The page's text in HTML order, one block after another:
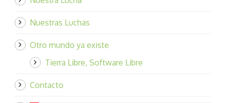
Nuestras Luchas
Otro mundo ya existe
Tierra Libre, Software Libre
Contacto